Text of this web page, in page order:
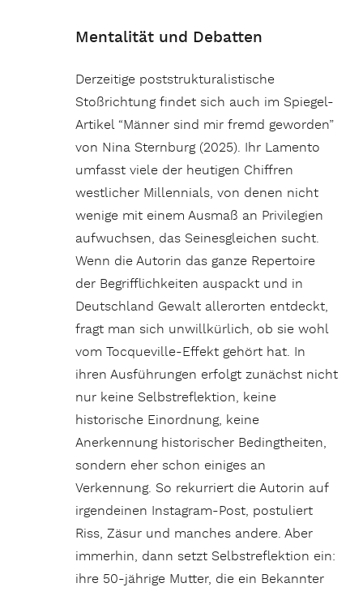
Mentalität und Debatten
Derzeitige poststrukturalistische
Stoßrichtung findet sich auch im Spiegel-
Artikel “Männer sind mir fremd geworden”
von Nina Sternburg (2025). Ihr Lamento
umfasst viele der heutigen Chiffren
westlicher Millennials, von denen nicht
wenige mit einem Ausmaß an Privilegien
aufwuchsen, das Seinesgleichen sucht.
Wenn die Autorin das ganze Repertoire
der Begrifflichkeiten auspackt und in
Deutschland Gewalt allerorten entdeckt,
fragt man sich unwillkürlich, ob sie wohl
vom Tocqueville-Effekt gehört hat. In
ihren Ausführungen erfolgt zunächst nicht
nur keine Selbstreflektion, keine
historische Einordnung, keine
Anerkennung historischer Bedingtheiten,
sondern eher schon einiges an
Verkennung. So rekurriert die Autorin auf
irgendeinen Instagram-Post, postuliert
Riss, Zäsur und manches andere. Aber
immerhin, dann setzt Selbstreflektion ein:
ihre 50-jährige Mutter, die ein Bekannter